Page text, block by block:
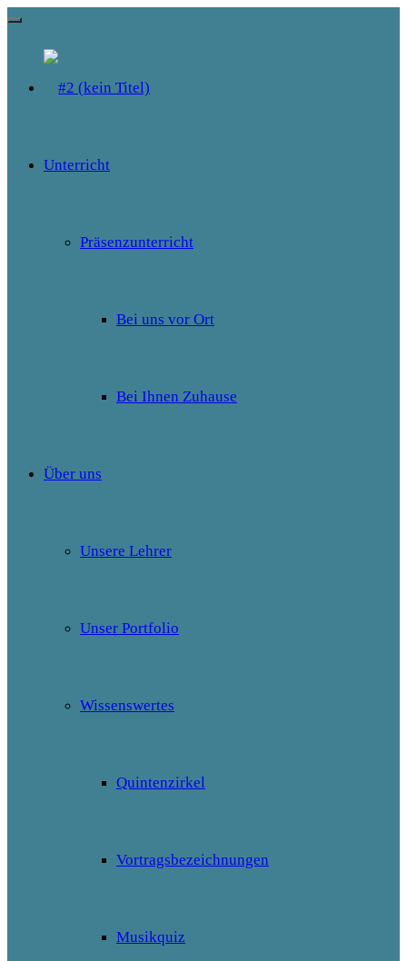
Skip
content
Unterricht
Präsenzunterricht
Bei uns vor Ort
Bei Ihnen Zuhause
Über uns
Unsere Lehrer
Unser Portfolio
Wissenswertes
Quintenzirkel
Vortragsbezeichnungen
Musikquiz